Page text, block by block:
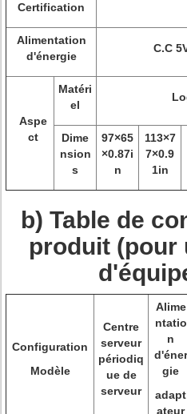
Certification
Alimentation
d'énergie
C.C
Aspe
ct
Matéri
el
Dime
nsion
s
97×65
×0.87i
n
113×7
7×0.9
1in
b) Table de
produit (pour
Configuration
Modèle
Centre
serveur
périodiq
ue de
serveur
Alime
ntatio
n
d'éner
gie
adapt
ateur